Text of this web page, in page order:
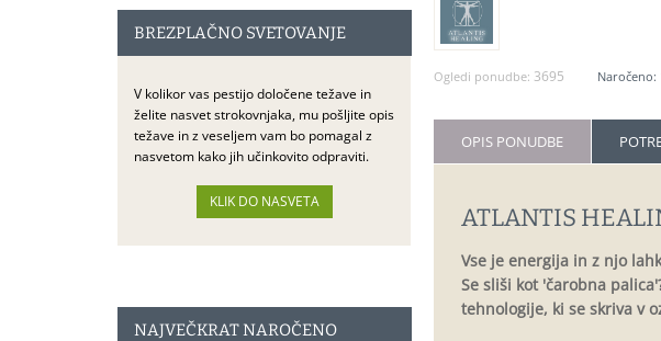
BREZPLAČNO SVETOVANJE
V kolikor vas pestijo določene težave in
želite nasvet strokovnjaka, mu pošljite opis
težave in z veseljem vam bo pomagal z
nasvetom kako jih učinkovito odpraviti.
NAJVEČKRAT NAROČENO
Ogledi ponudbe: 3695 Naročeno:
OPIS PONUDBE
ATLANTIS
Vse je energija in z njo
Se sliši kot 'čarobna
tehnologije, ki se skriva v